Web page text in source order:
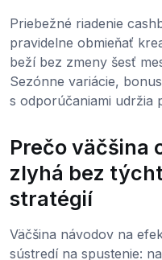
Priebežné riadenie
pravidelne obmieňať
beží bez zmeny šesť
Sezónne variácie,
s odporúčaniami udržia
Prečo väčšina
zlyhá bez
stratégií
Väčšina návodov na
sústredí na spustenie: